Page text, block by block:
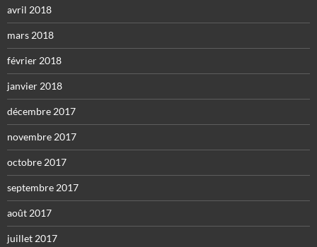
avril 2018
mars 2018
février 2018
janvier 2018
décembre 2017
novembre 2017
octobre 2017
septembre 2017
août 2017
juillet 2017